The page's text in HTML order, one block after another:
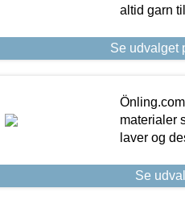
altid garn
Se udvalget
materialer
laver og
Se